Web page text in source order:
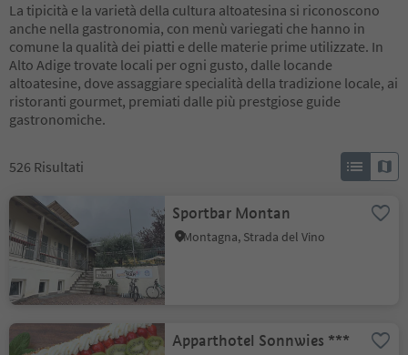
La tipicità e la varietà della cultura altoatesina si riconoscono
anche nella gastronomia, con menù variegati che hanno in
comune la qualità dei piatti e delle materie prime utilizzate. In
Alto Adige trovate locali per ogni gusto, dalle locande
altoatesine, dove assaggiare specialità della tradizione locale, ai
ristoranti gourmet, premiati dalle più prestgiose guide
gastronomiche.
526 Risultati
Sportbar Montan
Montagna, Strada del Vino
Apparthotel Sonnwies ***